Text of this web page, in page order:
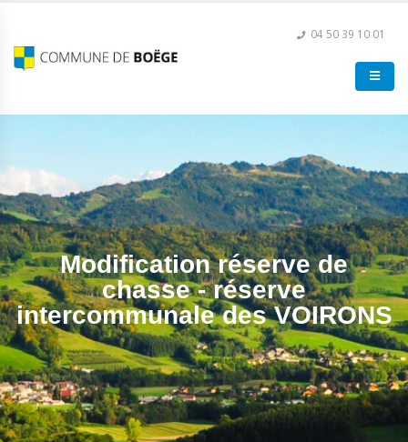
04 50 39 10 01
Modification réserve de
chasse - réserve
intercommunale des VOIRONS